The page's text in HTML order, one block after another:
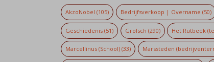
AkzoNobel (105) Bedrijfsverkoop | Overname (50)
Geschiedenis (51) Grolsch (290) Het Rutbeek
Marcellinus (School) (33) Marssteden